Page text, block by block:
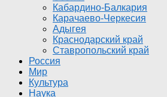
Кабардино-Балкария
Карачаево-Черкесия
Адыгея
Краснодарский край
Ставропольский край
Россия
Мир
Культура
Наука